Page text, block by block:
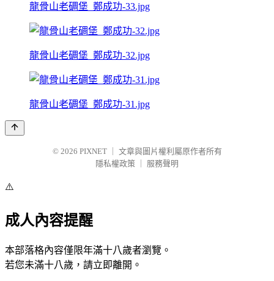
龍骨山老碉堡_鄭成功-33.jpg
龍骨山老碉堡_鄭成功-32.jpg
龍骨山老碉堡_鄭成功-31.jpg
© 2026 PIXNET
文章與圖片權利屬原作者所有
隱私權政策
服務聲明
⚠️
成人內容提醒
本部落格內容僅限年滿十八歲者瀏覽。
若您未滿十八歲，請立即離開。